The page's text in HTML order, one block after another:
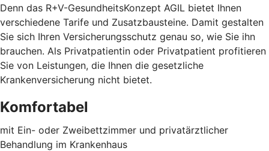
Denn das R+V-GesundheitsKonzept AGIL bietet Ihnen
verschiedene Tarife und Zusatzbausteine. Damit gestalten
Sie sich Ihren Versicherungsschutz genau so, wie Sie ihn
brauchen. Als Privatpatientin oder Privatpatient profitieren
Sie von Leistungen, die Ihnen die gesetzliche
Krankenversicherung nicht bietet.
Komfortabel
mit Ein- oder Zweibettzimmer und privatärztlicher
Behandlung im Krankenhaus